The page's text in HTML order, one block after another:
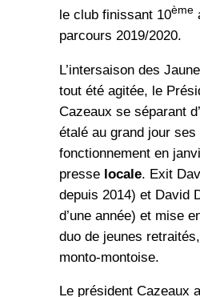
le club finissant 10ème
parcours 2019/2020.
L’intersaison des
tout été agitée, le
Cazeaux se séparant
étalé au grand jour
fonctionnement en
presse locale. Exit
depuis 2014) et David
d’une année) et mise
duo de jeunes
monto-montoise.
Le président Cazeaux